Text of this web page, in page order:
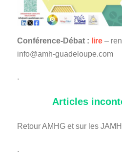
Conférence-Débat : lire –
info@amh-guadeloupe.com
.
Articles
Retour AMHG et sur les
.